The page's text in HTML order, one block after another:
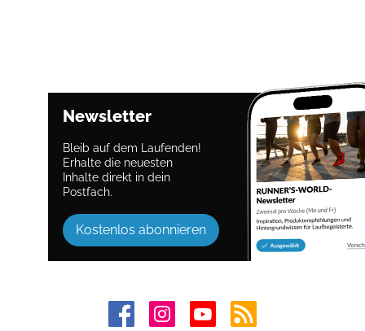
Newsletter
Bleib auf dem Laufenden!
Erhalte die neuesten
Inhalte direkt in dein
Postfach.
Kostenlos abonnieren